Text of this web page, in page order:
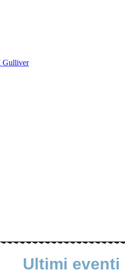
Gulliver
Ultimi eventi